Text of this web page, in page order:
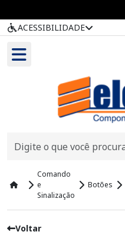
ACESSIBILIDADE
Comando
e
Sinalização
Botões
Voltar